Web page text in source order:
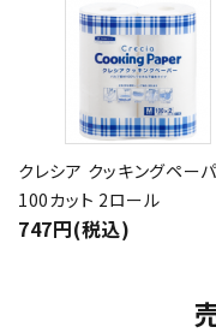
クレシア クッキングペー
100カット 2ロール
747円(税込)